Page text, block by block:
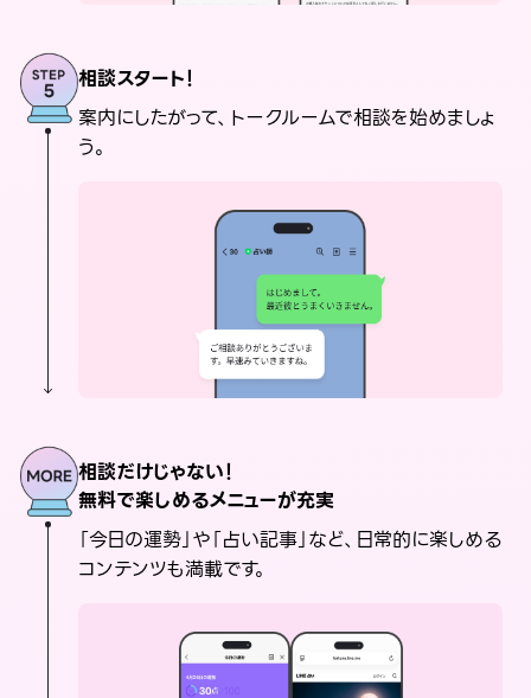
相談スタート！
案内にしたがって、トークルームで相談を始めましょ
う。
相談だけじゃない！
無料で楽しめるメニューが充実
「今日の運勢」や「占い記事」など、日常的に楽しめる
コンテンツも満載です。